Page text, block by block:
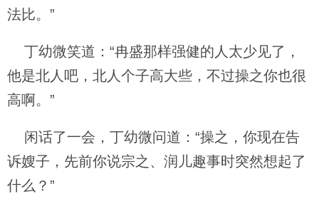
法比。”
丁幼微笑道：“冉盛那样强健的人太少见了，
他是北人吧，北人个子高大些，不过操之你也很
高啊。”
闲话了一会，丁幼微问道：“操之，你现在告
诉嫂子，先前你说宗之、润儿趣事时突然想起了
什么？”